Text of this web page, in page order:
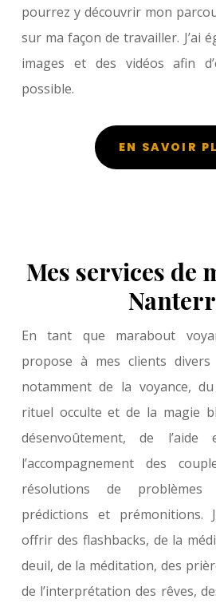
pourrez y découvrir mon
sur ma façon de travailler. J’ai
images et des vidéos afin
possible.
EN SAVOIR
Mes services de
En tant que marabout
propose à mes clients
notamment de la voyance,
rituel occulte et de la magie
désenvoûtement, de
l’accompagnement des
résolutions de
prédictions et prémonitions.
offrir des flashbacks, de la
deuil, de la méditation, des
de l’interprétation des rêves,